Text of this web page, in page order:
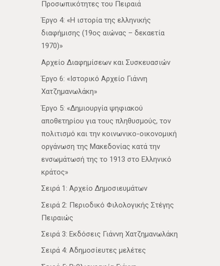
Προσωπικότητες του Πειραιά
Έργο 4: «Η ιστορία της ελληνικής
διαφήμισης (19ος αιώνας – δεκαετία
1970)»
Αρχείο Διαφημίσεων και Συσκευασιών
Έργο 6: «Ιστορικό Αρχείο Γιάννη
Χατζημανωλάκη»
Έργο 5: «Δημιουργία ψηφιακού
αποθετηρίου για τους πληθυσμούς, τον
πολιτισμό και την κοινωνικο-οικονομική
οργάνωση της Μακεδονίας κατά την
ενσωμάτωσή της το 1913 στο Ελληνικό
κράτος»
Σειρά 1: Αρχείο Δημοσιευμάτων
Σειρά 2: Περιοδικό Φιλολογικής Στέγης
Πειραιώς
Σειρά 3: Εκδόσεις Γιάννη Χατζημανωλάκη
Σειρά 4: Αδημοσίευτες μελέτες